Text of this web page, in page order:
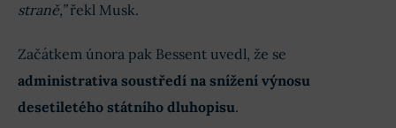
straně,”řekl Musk.
Začátkem února pak Bessent uvedl, že se
administrativa soustředí na snížení výnosu
desetiletého státního dluhopisu.